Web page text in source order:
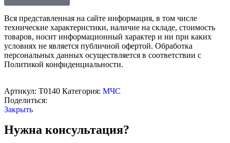
Вся представленная на сайте информация, в том числе
технические характеристики, наличие на складе, стоимость
товаров, носит информационный характер и ни при каких
условиях не является публичной офертой. Обработка
персональных данных осуществляется в соответствии с
Политикой конфиденциальности.
Артикул: Т0140 Категория: МЧС
Поделиться:
Закрыть
Нужна консультация?